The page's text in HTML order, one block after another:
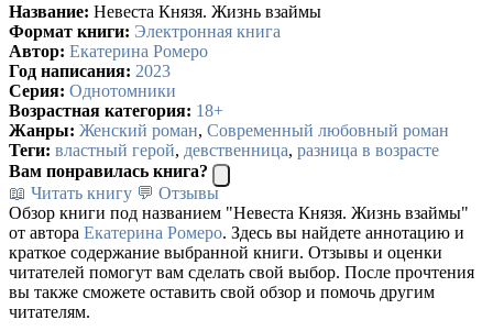
Название: Невеста Князя. Жизнь взаймы
Формат книги: Электронная книга
Автор: Екатерина Ромеро
Год написания: 2023
Серия: Однотомники
Возрастная категория: 18+
Жанры: Женский роман, Современный любовный роман
Теги: властный герой, девственница, разница в возрасте
Вам понравилась книга?
📖 Читать книгу 💬 Отзывы
Обзор книги под названием "Невеста Князя. Жизнь взаймы"
от автора Екатерина Ромеро. Здесь вы найдете аннотацию и
краткое содержание выбранной книги. Отзывы и оценки
читателей помогут вам сделать свой выбор. После прочтения
вы также сможете оставить свой обзор и помочь другим
читателям.